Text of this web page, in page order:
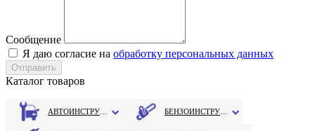
Сообщение
Я даю согласие на обработку персональных данных
Каталог товаров